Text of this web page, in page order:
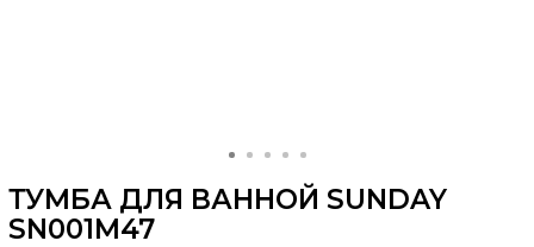
ТУМБА ДЛЯ ВАННОЙ SUNDAY
SN001M47